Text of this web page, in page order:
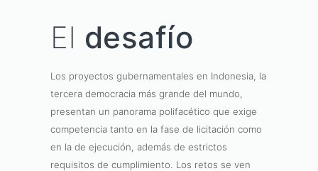
El desafío
Los proyectos gubernamentales en Indonesia, la
tercera democracia más grande del mundo,
presentan un panorama polifacético que exige
competencia tanto en la fase de licitación como
en la de ejecución, además de estrictos
requisitos de cumplimiento. Los retos se ven